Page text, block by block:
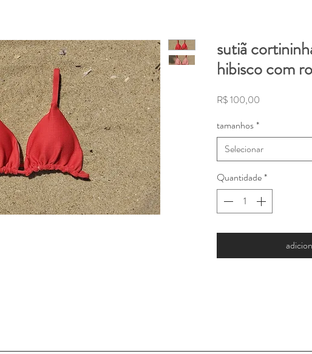
sutiã
hibisco com
R$ 100,00
tamanhos*
Selecionar
Quantidade*